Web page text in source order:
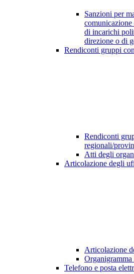
Sanzioni per
di incarichi
direzione o di
Rendiconti gruppi
Rendiconti
regionali/
Atti degli
Articolazione degli
Articolazione
Organigramma
Telefono e posta